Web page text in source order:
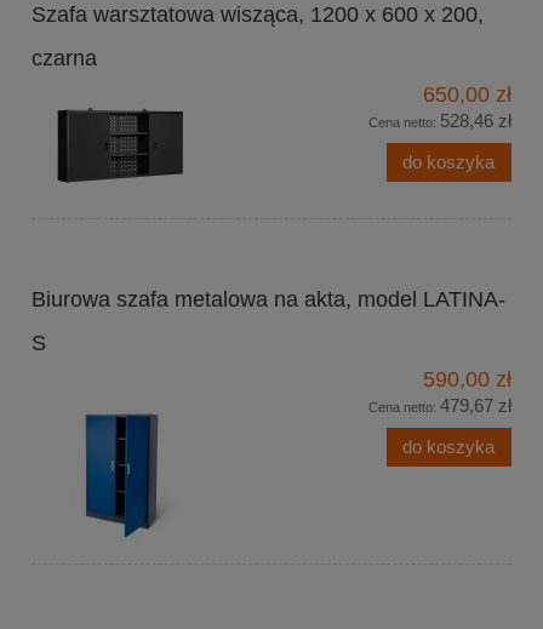
Szafa warsztatowa wisząca, 1200 x 600 x 200,
czarna
650,00 zł
Cena netto: 528,46 zł
do koszyka
Biurowa szafa metalowa na akta, model LATINA-
S
590,00 zł
Cena netto: 479,67 zł
do koszyka